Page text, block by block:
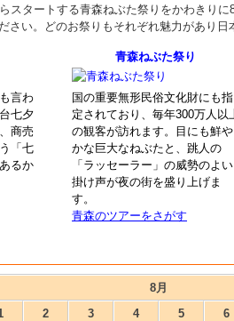
スタートする青森ねぶた祭りをかわきり
さい。どのお祭りもそれぞれ魅力があり
言わ
七夕
商売
「七
るか
青森ねぶた祭り
国の重要無形民俗文化財にも指
定されており、毎年300万人以
の観客が訪れます。目にも鮮や
かな巨大なねぶたと、跳人の
「ラッセーラー」の威勢のよい
掛け声が夜の街を盛り上げま
す。
青森のツアーをさがす
8月
2 3 4 5 6